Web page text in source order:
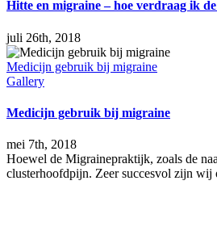
Hitte en migraine – hoe verdraag ik
juli 26th, 2018
Medicijn gebruik bij migraine
Gallery
Medicijn gebruik bij migraine
mei 7th, 2018
Hoewel de Migrainepraktijk, zoals de
clusterhoofdpijn. Zeer succesvol zijn wij